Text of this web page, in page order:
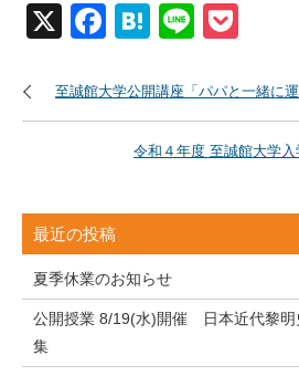
X Facebook
Hatena
Line
至誠館大学公開講座「パパと一緒に
令和４年度 至誠館大学
最近の投稿
夏季休業のお知らせ
公開授業 8/19(水)開催 日本近代黎
集